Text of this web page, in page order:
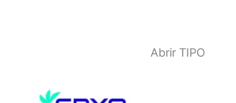
Abrir TIPO